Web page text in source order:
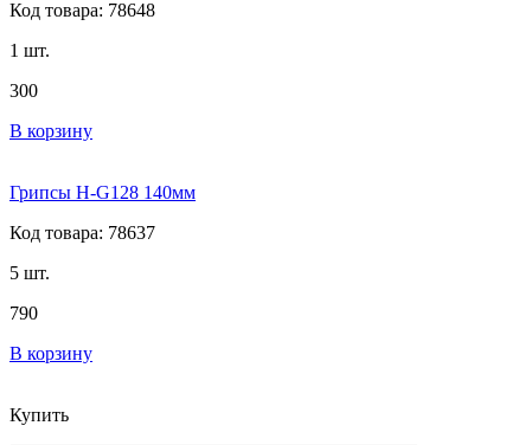
Код товара: 78648
1 шт.
300
В корзину
Грипсы H-G128 140мм
Код товара: 78637
5 шт.
790
В корзину
Купить